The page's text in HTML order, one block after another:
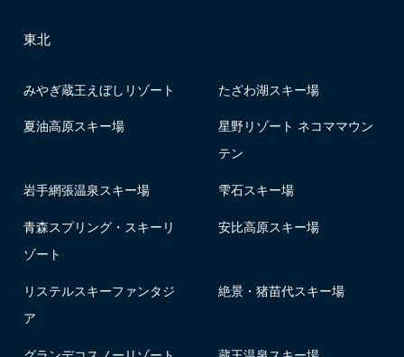
東北
みやぎ蔵王えぼしリゾート たざわ湖スキー場
夏油高原スキー場
星野リゾート ネコママウン
テン
岩手網張温泉スキー場 雫石スキー場
青森スプリング・スキーリ
ゾート
安比高原スキー場
リステルスキーファンタジ
ア
絶景・猪苗代スキー場